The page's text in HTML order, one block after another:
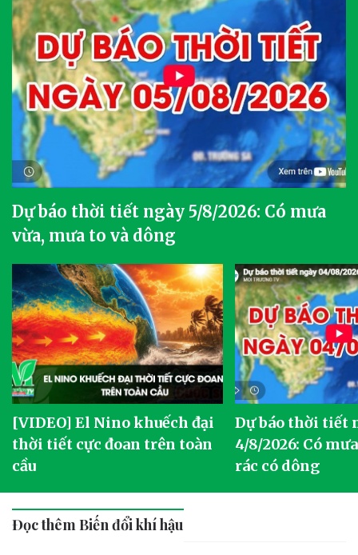
Dự báo thời tiết ngày 5/8/2026: Có mưa
vừa, mưa to và dông
[VIDEO] El Nino khuếch đại
thời tiết cực đoan trên toàn
cầu
Dự báo thời tiết
4/8/2026: Có
rác có dông
Đọc thêm Biến đổi khí hậu